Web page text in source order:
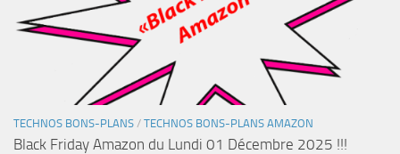
TECHNOS BONS-PLANS / TECHNOS BONS-PLANS AMAZON
Black Friday Amazon du Lundi 01 Décembre 2025 !!!